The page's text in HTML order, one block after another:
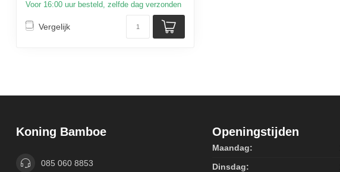
Voor 16:00 uur besteld, zelfde dag verzonden
Vergelijk
Koning Bamboe
085 060 8853
Openingstijden
Maandag:
Dinsdag: